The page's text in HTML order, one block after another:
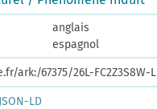
anglais
espagnol
ark:/67375/26L-FC2Z3S8W-L
JSON-LD